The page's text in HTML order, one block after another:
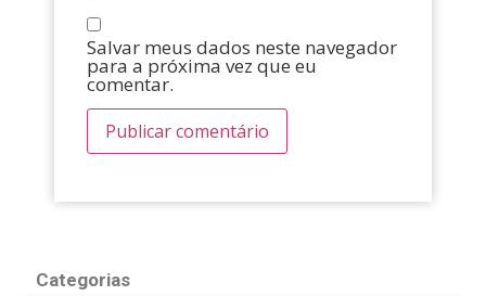
Salvar meus dados neste navegador
para a próxima vez que eu
comentar.
Categorias